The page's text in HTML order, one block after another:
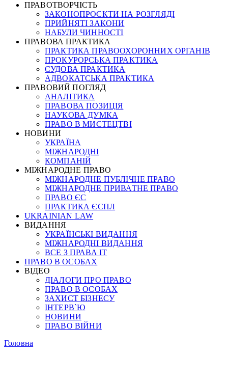
ПРАВОТВОРЧІСТЬ
ЗАКОНОПРОЄКТИ НА РОЗГЛЯДІ
ПРИЙНЯТІ ЗАКОНИ
НАБУЛИ ЧИННОСТІ
ПРАВОВА ПРАКТИКА
ПРАКТИКА ПРАВООХОРОННИХ ОРГАНІВ
ПРОКУРОРСЬКА ПРАКТИКА
СУДОВА ПРАКТИКА
АДВОКАТСЬКА ПРАКТИКА
ПРАВОВИЙ ПОГЛЯД
АНАЛІТИКА
ПРАВОВА ПОЗИЦІЯ
НАУКОВА ДУМКА
ПРАВО В МИСТЕЦТВІ
НОВИНИ
УКРАЇНА
МІЖНАРОДНІ
КОМПАНІЙ
МІЖНАРОДНЕ ПРАВО
МІЖНАРОДНЕ ПУБЛІЧНЕ ПРАВО
МІЖНАРОДНЕ ПРИВАТНЕ ПРАВО
ПРАВО ЄС
ПРАКТИКА ЄСПЛ
UKRAINIAN LAW
ВИДАННЯ
УКРАЇНСЬКІ ВИДАННЯ
МІЖНАРОДНІ ВИДАННЯ
ВСЕ З ПРАВА ІТ
ПРАВО В ОСОБАХ
ВІДЕО
ДІАЛОГИ ПРО ПРАВО
ПРАВО В ОСОБАХ
ЗАХИСТ БІЗНЕСУ
ІНТЕРВ`Ю
НОВИНИ
ПРАВО ВІЙНИ
Головна